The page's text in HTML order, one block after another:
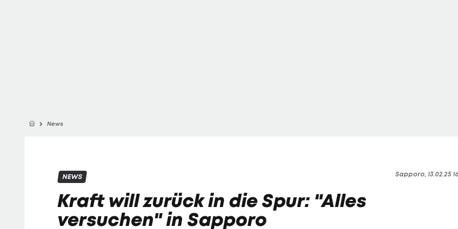
News
Sapporo, 13.02.25
NEWS
Kraft will zurück in die Spur: "Alles
versuchen" in Sapporo